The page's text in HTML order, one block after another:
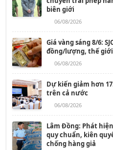
biên giới
06/08/2026
Giá vàng sáng 8/6:
đồng/lượng, thế
06/08/2026
Dự kiến giảm hơn
trên cả nước
06/08/2026
Lâm Đồng: Phát
quy chuẩn, kiên
chống hàng giả